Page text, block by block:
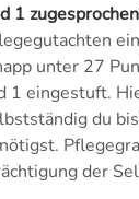
1
unter 27
1 eingestuft.
du
der